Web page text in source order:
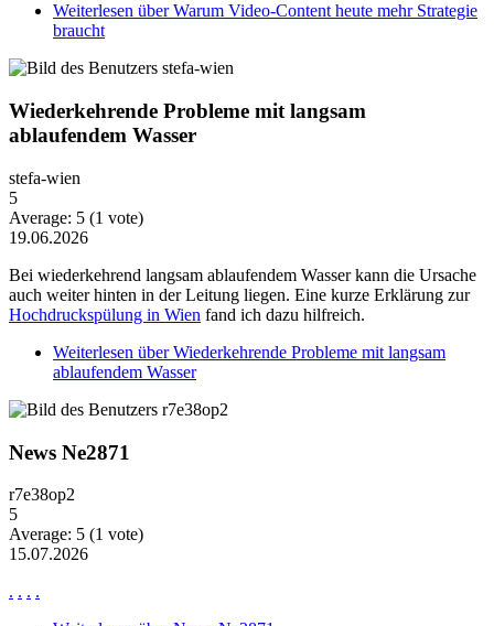
Weiterlesen über Warum Video-Content heute mehr Strategie
braucht
Wiederkehrende Probleme mit langsam
ablaufendem Wasser
stefa-wien
5
Average: 5 (1 vote)
19.06.2026
Bei wiederkehrend langsam ablaufendem Wasser kann die Ursache
auch weiter hinten in der Leitung liegen. Eine kurze Erklärung zur
Hochdruckspülung in Wien fand ich dazu hilfreich.
Weiterlesen über Wiederkehrende Probleme mit langsam
ablaufendem Wasser
News Ne2871
r7e38op2
5
Average: 5 (1 vote)
15.07.2026
. . . .